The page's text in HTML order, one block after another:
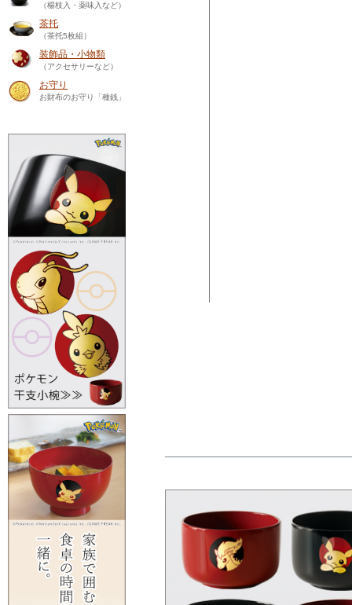
（楊枝入・薬味入など）
茶托
（茶托5枚組）
装飾品・小物類
（アクセサリーなど）
お守り
お財布のお守り「種銭」